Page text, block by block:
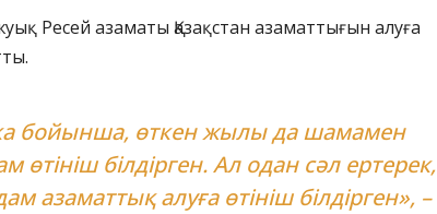
Ресей азаматы Қазақстан азаматтығын алуға
бойынша, өткен жылы да шамамен
өтініш білдірген. Ал одан сәл ертерек,
азаматтық алуға өтініш білдірген», –